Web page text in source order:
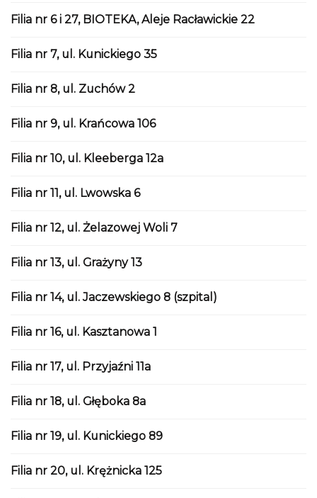
Filia nr 6 i 27, BIOTEKA, Aleje Racławickie 22
Filia nr 7, ul. Kunickiego 35
Filia nr 8, ul. Zuchów 2
Filia nr 9, ul. Krańcowa 106
Filia nr 10, ul. Kleeberga 12a
Filia nr 11, ul. Lwowska 6
Filia nr 12, ul. Żelazowej Woli 7
Filia nr 13, ul. Grażyny 13
Filia nr 14, ul. Jaczewskiego 8 (szpital)
Filia nr 16, ul. Kasztanowa 1
Filia nr 17, ul. Przyjaźni 11a
Filia nr 18, ul. Głęboka 8a
Filia nr 19, ul. Kunickiego 89
Filia nr 20, ul. Krężnicka 125